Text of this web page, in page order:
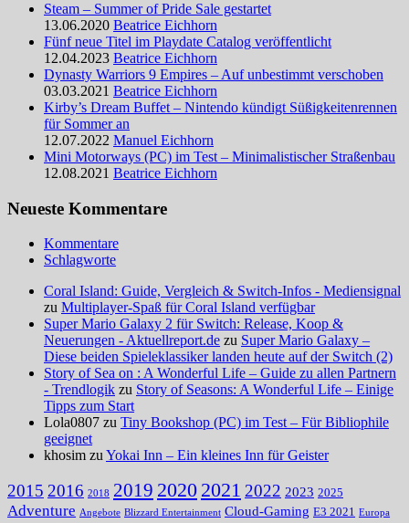
Steam – Summer of Pride Sale gestartet
13.06.2020 Beatrice Eichhorn
Fünf neue Titel im Playdate Catalog veröffentlicht
12.04.2023 Beatrice Eichhorn
Dynasty Warriors 9 Empires – Auf unbestimmt verschoben
03.03.2021 Beatrice Eichhorn
Kirby’s Dream Buffet – Nintendo kündigt Süßigkeitenrennen
für Sommer an
12.07.2022 Manuel Eichhorn
Mini Motorways (PC) im Test – Minimalistischer Straßenbau
12.08.2021 Beatrice Eichhorn
Neueste Kommentare
Kommentare
Schlagworte
Coral Island: Guide, Vergleich & Switch-Infos - Mediensignal
zu Multiplayer-Spaß für Coral Island verfügbar
Super Mario Galaxy 2 für Switch: Release, Koop &
Neuerungen - Aktuellreport.de zu Super Mario Galaxy –
Diese beiden Spieleklassiker landen heute auf der Switch (2)
Story of Sea on : A Wonderful Life – Guide zu allen Partnern
- Trendlogik zu Story of Seasons: A Wonderful Life – Einige
Tipps zum Start
Lola0807 zu Tiny Bookshop (PC) im Test – Für Bibliophile
geeignet
khosim zuYokai Inn – Ein kleines Inn für Geister
2015 2016 2018 2019 2020 2021 2022 2023 2025
Adventure Angebote Blizzard Entertainment Cloud-Gaming E3 2021 Europa